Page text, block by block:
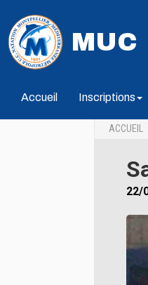
MUC
Accueil Inscriptions
ACCUEIL
22/